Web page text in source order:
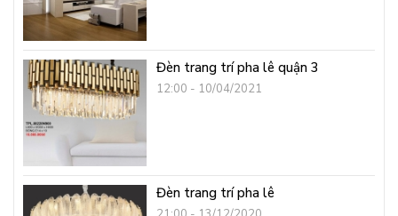
Đèn trang trí pha lê quận 3
12:00 - 10/04/2021
Đèn trang trí pha lê